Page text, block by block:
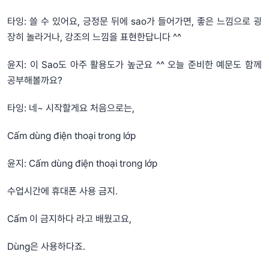
타잉: 쓸 수 있어요, 긍정문 뒤에 sao가 들어가면, 좋은 느낌으로 굉
장히 놀라거나, 강조의 느낌을 표현한답니다 ^^
윤지: 이 Sao도 아주 활용도가 높군요 ^^ 오늘 준비한 예문도 함께
공부해볼까요?
타잉: 네~ 시작할게요 처음으로는,
Cấm dùng điện thoại trong lớp
윤지: Cấm dùng điện thoại trong lớp
수업시간에 휴대폰 사용 금지.
Cấm 이 금지하다 라고 배웠고요,
Dùng은 사용하다죠.